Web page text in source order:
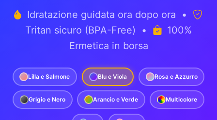
Idratazione guidata ora dopo ora •
Tritan sicuro (BPA-Free) •
100%
Ermetica in borsa
Lilla e Salmone Blu e Viola Rosa e Azzurro
Grigio e Nero Arancio e Verde Multicolore